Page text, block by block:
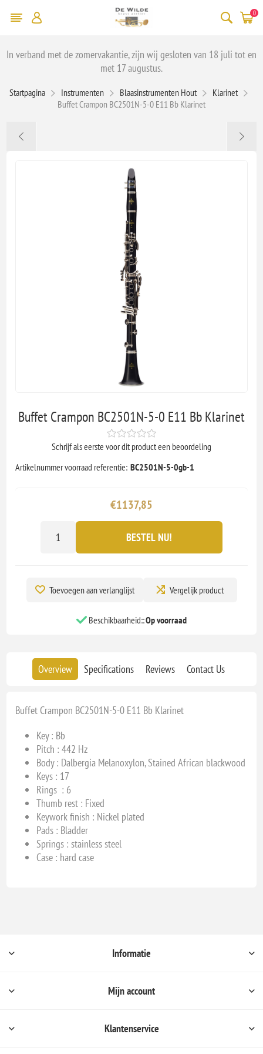
0
In verband met de zomervakantie, zijn wij gesloten van 18 juli tot en
met 17 augustus.
Startpagina Instrumenten Blaasinstrumenten Hout
Klarinet
Buffet Crampon BC2501N-5-0 E11 Bb Klarinet
Buffet Crampon BC2501N-5-0 E11 Bb Klarinet
Schrijf als eerste voor dit product een beoordeling
Artikelnummer voorraad referentie: BC2501N-5-0gb-1
€1137,85
BESTEL NU!
Toevoegen aan verlanglijst Vergelijk product
Beschikbaarheid::Op voorraad
Overview Specifications Reviews Contact Us
Buffet Crampon BC2501N-5-0 E11 Bb Klarinet
Key : Bb
Pitch : 442 Hz
Body : Dalbergia Melanoxylon, Stained African blackwood
Keys : 17
Rings : 6
Thumb rest : Fixed
Keywork finish : Nickel plated
Pads : Bladder
Springs : stainless steel
Case : hard case
Informatie
Mijn account
Klantenservice